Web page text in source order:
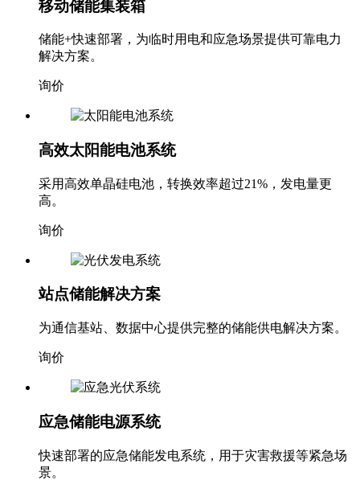
移动储能集装箱
储能+快速部署，为临时用电和应急场景提供可靠电力
解决方案。
询价
高效太阳能电池系统
采用高效单晶硅电池，转换效率超过21%，发电量更
高。
询价
站点储能解决方案
为通信基站、数据中心提供完整的储能供电解决方案。
询价
应急储能电源系统
快速部署的应急储能发电系统，用于灾害救援等紧急场
景。